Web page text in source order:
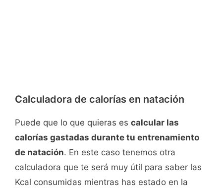
Calculadora de calorías en natación
Puede que lo que quieras es calcular las
calorías gastadas durante tu entrenamiento
de natación. En este caso tenemos otra
calculadora que te será muy útil para saber las
Kcal consumidas mientras has estado en la